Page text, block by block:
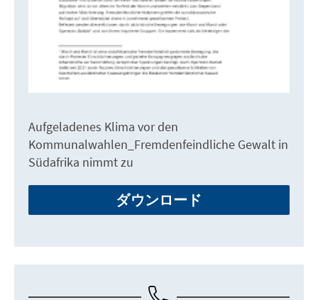
Aufgeladenes Klima vor den
Kommunalwahlen_Fremdenfeindliche Gewalt in
Südafrika nimmt zu
ダウンロード